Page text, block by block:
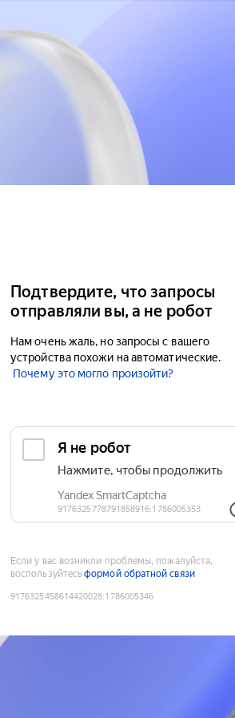
Подтвердите, что запросы
отправляли вы, а не робот
Нам очень жаль, но запросы с вашего
устройства похожи на автоматические.
Почему это могло произойти?
Если у вас возникли проблемы, пожалуйста,
воспользуйтесьформой обратной связи
9176325458614420028:1786005346